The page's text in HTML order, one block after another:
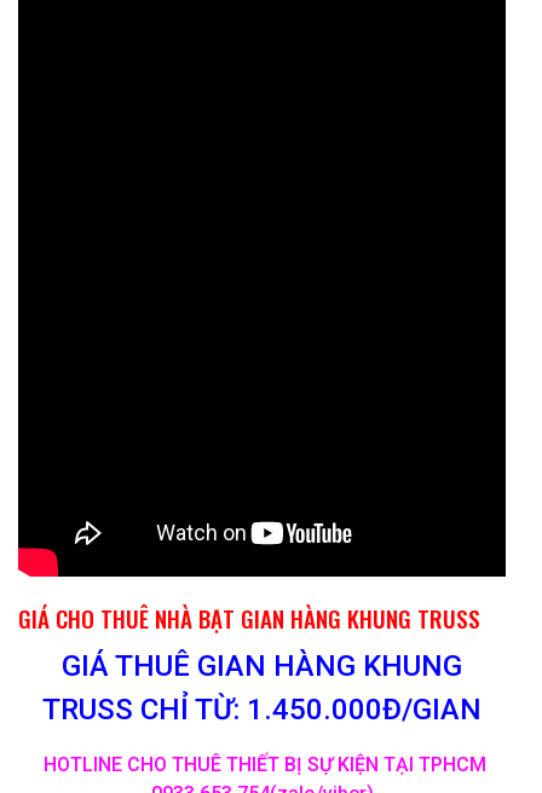
GIÁ CHO THUÊ NHÀ BẠT GIAN HÀNG KHUNG TRUSS
GIÁ THUÊ GIAN HÀNG KHUNG
TRUSS CHỈ TỪ: 1.450.000Đ/GIAN
HOTLINE CHO THUÊ THIẾT BỊ SỰ KIỆN TẠI TPHCM